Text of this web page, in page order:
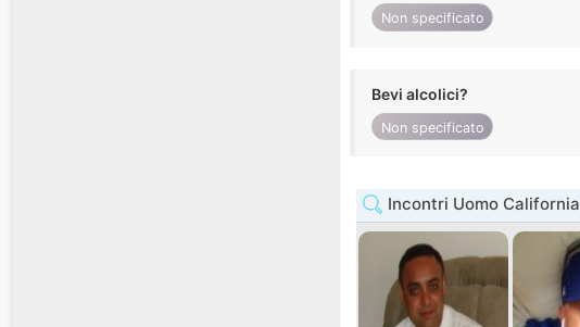
Non specificato
Bevi alcolici?
Non specificato
Incontri Uomo California